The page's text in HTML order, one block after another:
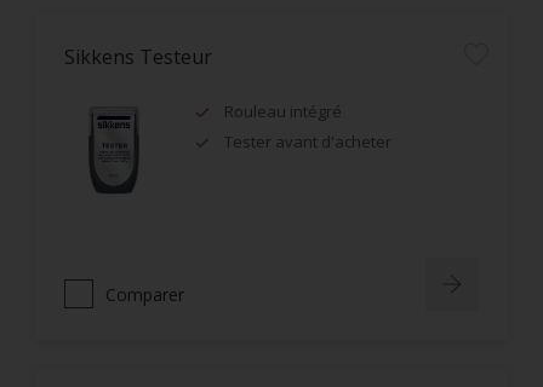
Sikkens Testeur
Rouleau intégré
Tester avant d'acheter
Comparer